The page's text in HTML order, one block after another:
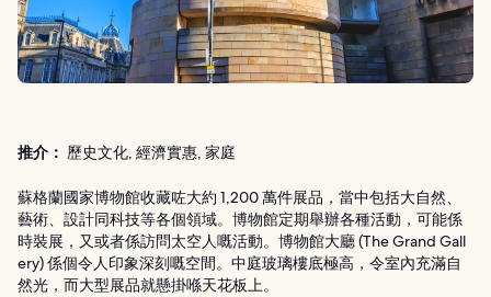
推介： 歷史文化, 經濟實惠, 家庭
蘇格蘭國家博物館收藏咗大約 1,200 萬件展品，當中包括大自然、
藝術、設計同科技等各個領域。博物館定期舉辦各種活動，可能係
時裝展，又或者係訪問太空人嘅活動。博物館大廳 (The Grand Gall
ery) 係個令人印象深刻嘅空間。中庭玻璃樓底極高，令室內充滿自
然光，而大型展品就懸掛喺天花板上。